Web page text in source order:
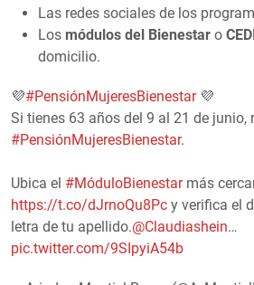
Las redes sociales de los
Los módulos del Bienestar o
domicilio.
💜#PensiónMujeresBienestar💜
Si tienes 63 años del 9 al 21 de junio,
#PensiónMujeresBienestar.
Ubica el #MóduloBienestarmás
https://t.co/dJrnoQu8Pc y verifica el
letra de tu apellido.@Claudiashein…
pic.twitter.com/9SIpyiA54b